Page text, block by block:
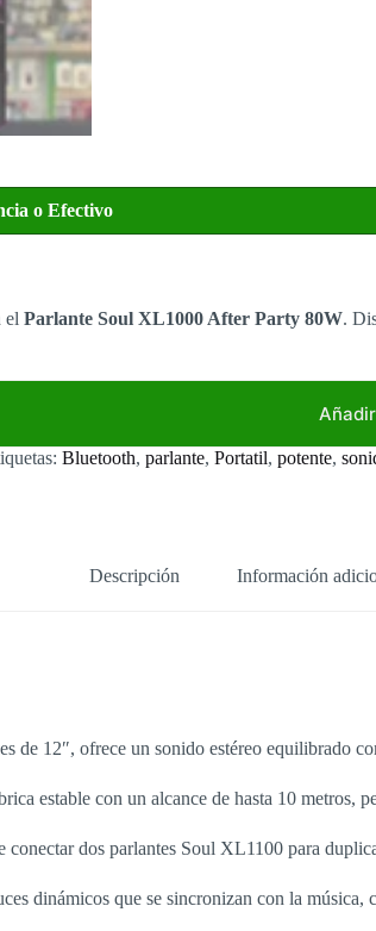
o Efectivo
el Parlante Soul XL1000 After Party 80W.
Bluetooth, parlante, Portatil, potente,
Descripción Información
de 12″, ofrece un sonido estéreo equilibrado
estable con un alcance de hasta 10 metros,
conectar dos parlantes Soul XL1100 para
dinámicos que se sincronizan con la música,